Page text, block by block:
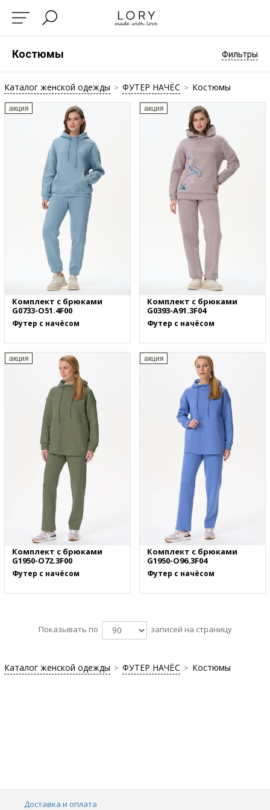
Костюмы Фильтры
Каталог женской одежды > ФУТЕР НАЧЁС > Костюмы
акция
Комплект с брюками
G0733-O51.4F00
Футер с начёсом
акция
Комплект с брюками
G0393-A91.3F04
Футер с начёсом
акция
Комплект с брюками
G1950-O72.3F00
Футер с начёсом
акция
Комплект с брюками
G1950-O96.3F04
Футер с начёсом
Показывать по записей на страницу
Каталог женской одежды > ФУТЕР НАЧЁС > Костюмы
Доставка и оплата